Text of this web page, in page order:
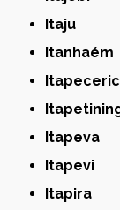
Itaju
Itanhaém
Itapeva
Itapevi
Itapira